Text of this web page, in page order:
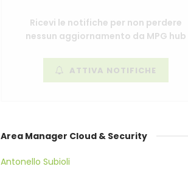
Ricevi le notifiche per non perdere
nessun aggiornamento da MPG hub
ATTIVA NOTIFICHE
Area Manager Cloud & Security
Antonello Subioli